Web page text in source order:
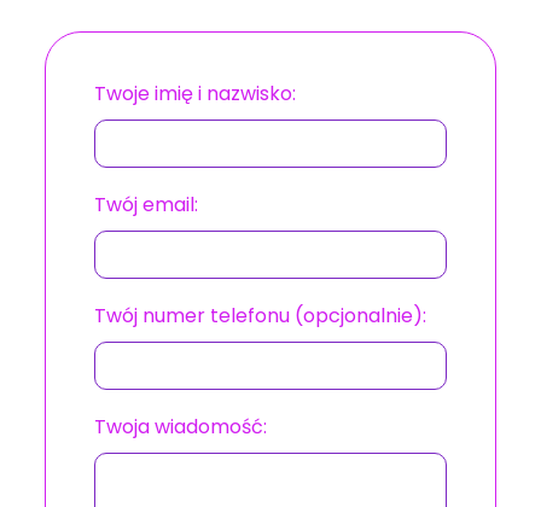
Twoje imię i nazwisko:
Twój email:
Twój numer telefonu (opcjonalnie):
Twoja wiadomość: